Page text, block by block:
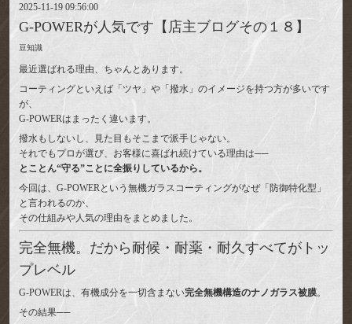
2025-11-19 09:56:00
G-POWERが人気です【店主ブログその１８】
豆知識
最近選ばれる理由、ちゃんとあります。
コーティングといえば「ツヤ」や「撥水」のイメージを持つ方が多いです
が、
G-POWERはまったく違います。
撥水もしないし、見た目もそこまで派手じゃない。
それでもプロが選び、お客様に喜ばれ続けている理由は──
とことん“守る”ことに全振りしているから。
今回は、G-POWERという無機ガラスコーティングがなぜ「防御特化型」
と言われるのか、
その仕組みや人気の理由をまとめました。
完全無機。だから耐候・耐薬・耐久すべてがトッ
プレベル
G-POWERは、有機成分を一切含まない完全無機構造のナノガラス被膜。
その結果──